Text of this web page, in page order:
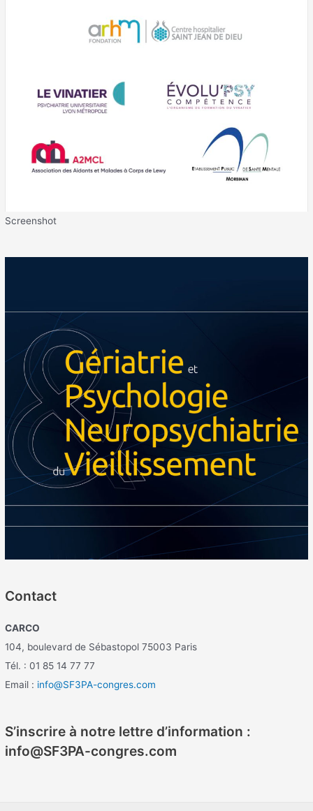
Screenshot
Contact
CARCO
104, boulevard de Sébastopol 75003 Paris
Tél. : 01 85 14 77 77
Email : info@SF3PA-congres.com
S’inscrire à notre lettre d’information :
info@SF3PA-congres.com